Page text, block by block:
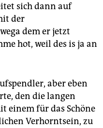
sich dann auf
der
dem er jetzt
hot, weil des is ja an
aber eben
den die langen
einem für das Schöne
Verhorntsein, zu